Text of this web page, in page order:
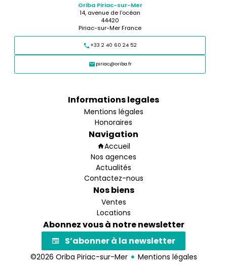
Oriba Piriac-sur-Mer
14, avenue de l’océan
44420
Piriac-sur-Mer France
+33 2 40 60 24 52
piriac@oriba.fr
Informations legales
Mentions légales
Honoraires
Navigation
Accueil
Nos agences
Actualités
Contactez-nous
Nos biens
Ventes
Locations
Abonnez vous à notre newsletter
S’abonner à la newsletter
©2026 Oriba Piriac-sur-Mer Mentions légales